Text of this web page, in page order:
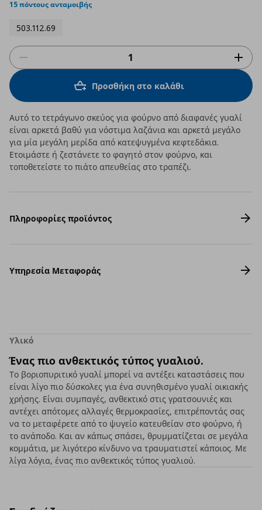
rating
15 πόντους ανταμοιβής
503.112.69
Προσθήκη στο καλάθι
Αυτό το τετράγωνο σκεύος για φούρνο από διαφανές γυαλί
είναι αρκετά βαθύ για νόστιμα λαζάνια και αρκετά μεγάλο
για μία μεγάλη μερίδα από κατεψυγμένα κεφτεδάκια.
Ετοιμάστε ή ζεστάνετε το φαγητό στον φούρνο, και
τοποθετείστε το πιάτο απευθείας στο τραπέζι.
Πληροφορίες προϊόντος
Υπηρεσία Μεταφοράς
Υλικό
Ένας πιο ανθεκτικός τύπος γυαλιού.
Το βοριοπυριτικό γυαλί μπορεί να αντέξει καταστάσεις που
είναι λίγο πιο δύσκολες για ένα συνηθισμένο γυαλί οικιακής
χρήσης. Είναι συμπαγές, ανθεκτικό στις γρατσουνιές και
αντέχει απότομες αλλαγές θερμοκρασίες, επιτρέποντάς σας
να το μεταφέρετε από το ψυγείο κατευθείαν στο φούρνο, ή
το ανάποδο. Και αν κάπως σπάσει, θρυμματίζεται σε μεγάλα
κομμάτια, με λιγότερο κίνδυνο να τραυματιστεί κάποιος. Με
λίγα λόγια, ένας πιο ανθεκτικός τύπος γυαλιού.